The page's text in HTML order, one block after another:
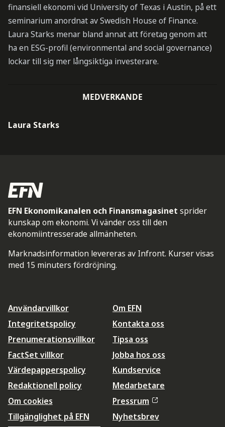
finansiell ekonomi vid University of Texas i Austin, på ett
seminarium anordnat av Swedish House of Finance.
Laura Starks menar bland annat att företag genom att
ha en ESG-profil (environmental and social governance)
lockar till sig mer långsiktiga investerare.
MEDVERKANDE
Laura Starks
EFN Ekonomikanalen och Finansmagasinet sprider
kunskap om ekonomi. Vi vänder oss till den
ekonomiintresserade allmänheten.
Marknadsinformation levereras av Infront. Kurser visas
med 15 minuters fördröjning.
Användarvillkor
Integritetspolicy
Prenumerationsvillkor
FactSet villkor
Värdepapperspolicy
Redaktionell policy
Om cookies
Tillgänglighet på EFN
Om EFN
Kontakta oss
Tipsa oss
Jobba hos oss
Kundservice
Medarbetare
Pressrum
Nyhetsbrev